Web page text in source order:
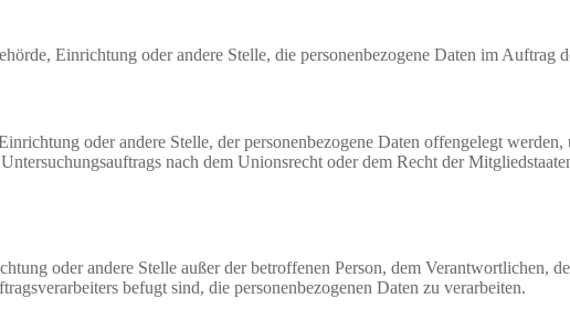
Einrichtung oder andere Stelle, die personenbezogene Daten im Auftrag
oder andere Stelle, der personenbezogene Daten offengelegt
nach dem Unionsrecht oder dem Recht der
oder andere Stelle außer der betroffenen Person, dem Verantwortlichen,
befugt sind, die personenbezogenen Daten zu verarbeiten.